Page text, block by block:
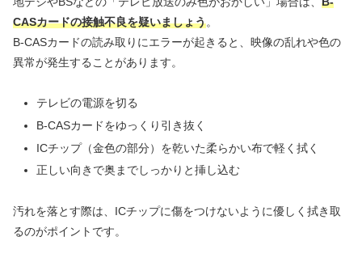
CASカードの接触不良を疑いましょう。
B-CASカードの読み取りにエラーが起きると、映像の乱れや色の
異常が発生することがあります。
テレビの電源を切る
B-CASカードをゆっくり引き抜く
ICチップ（金色の部分）を乾いた柔らかい布で軽く拭く
正しい向きで奥までしっかりと挿し込む
汚れを落とす際は、ICチップに傷をつけないように優しく拭き取
るのがポイントです。